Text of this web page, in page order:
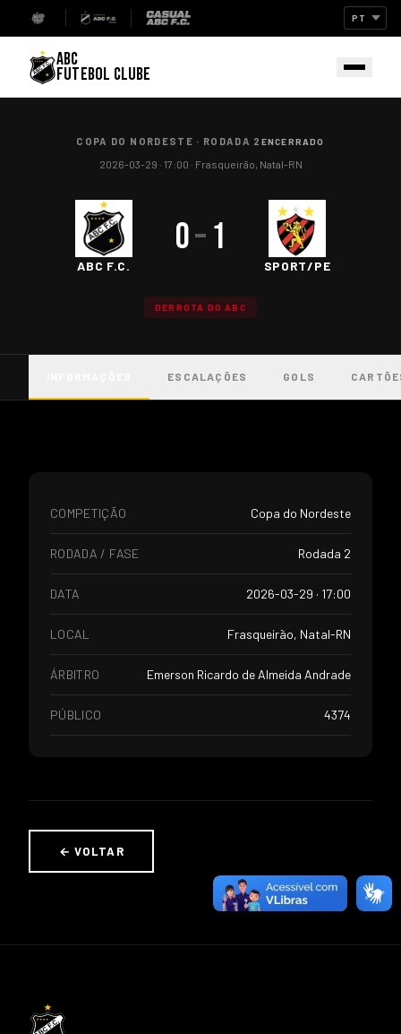
ABC
FUTEBOL CLUBE
COPA DO NORDESTE · RODADA 2 ENCERRADO
2026-03-29 · 17:00 · Frasqueirão, Natal-RN
ABC F.C.
0–1
SPORT/PE
DERROTA DO ABC
ESCALAÇÕES GOLS
COMPETIÇÃO Copa do Nordeste
RODADA / FASE Rodada 2
DATA 2026-03-29 · 17:00
LOCAL Frasqueirão, Natal-RN
ÁRBITRO Emerson Ricardo de Almeida Andrade
PÚBLICO 4374
← VOLTAR